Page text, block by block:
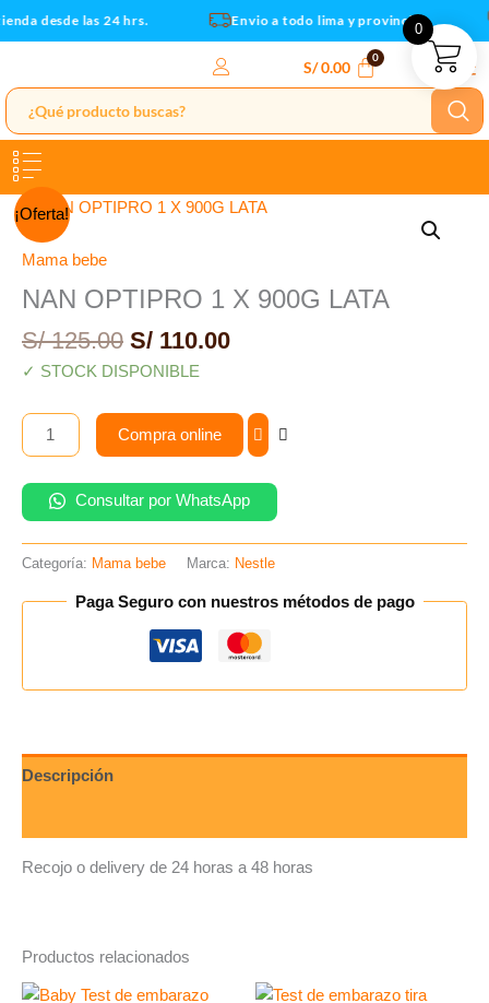
Ir
al
desde las 24 hrs. Envio a todo lima y provincias
S/0.00
¡Oferta!
Mama bebe
NAN OPTIPRO 1 X 900G LATA
S/125.00
El
era:
S/ 125.00.
S/ 110.00
El
es:
S/ 110.00.
✓ STOCK DISPONIBLE
NAN
OPTIPRO
1
900G
LATA
cantidad
Compra online
Consultar por WhatsApp
Categoría: Mama bebe Marca: Nestle
Paga Seguro con nuestros métodos de pago
Descripción
Recojo o delivery de 24 horas a 48 horas
Productos relacionados
0
cantidad